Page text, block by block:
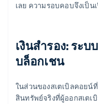
เลย ความรอบคอบจึงเป็น
เงินสำรอง: ระ
บล็อกเชน
ในส่วนของสเตเบิลคอยน์
สินทรัพย์จริงที่ผู้ออกสเตเ